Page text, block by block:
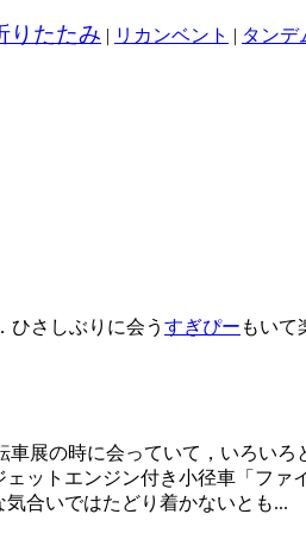
りたたみ | リカンベント | タンデ
ひさしぶりに会う すぎぴー もいて
展の時に会っていて，いろい
ットエンジン付き小径車「ファ
合いではたどり着かないとも...